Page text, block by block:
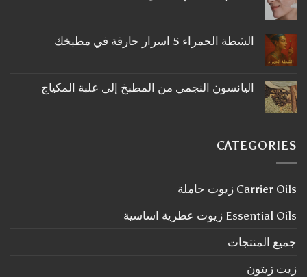
اكليل
الجبل
على
الجانب
الشطة الحمراء 5 اسرار حارقة في مطبخك
على
الشطة
في
مطبخك
اليانسون النجمي من المطبخ إلى علبة المكياج
اليانسون
النجمي
علبة
المكياج
CATEGORIES
Carrier Oils زيوت حاملة
Essential Oils زيوت عطرية اساسية
جميع المنتجات
زيت زيتون